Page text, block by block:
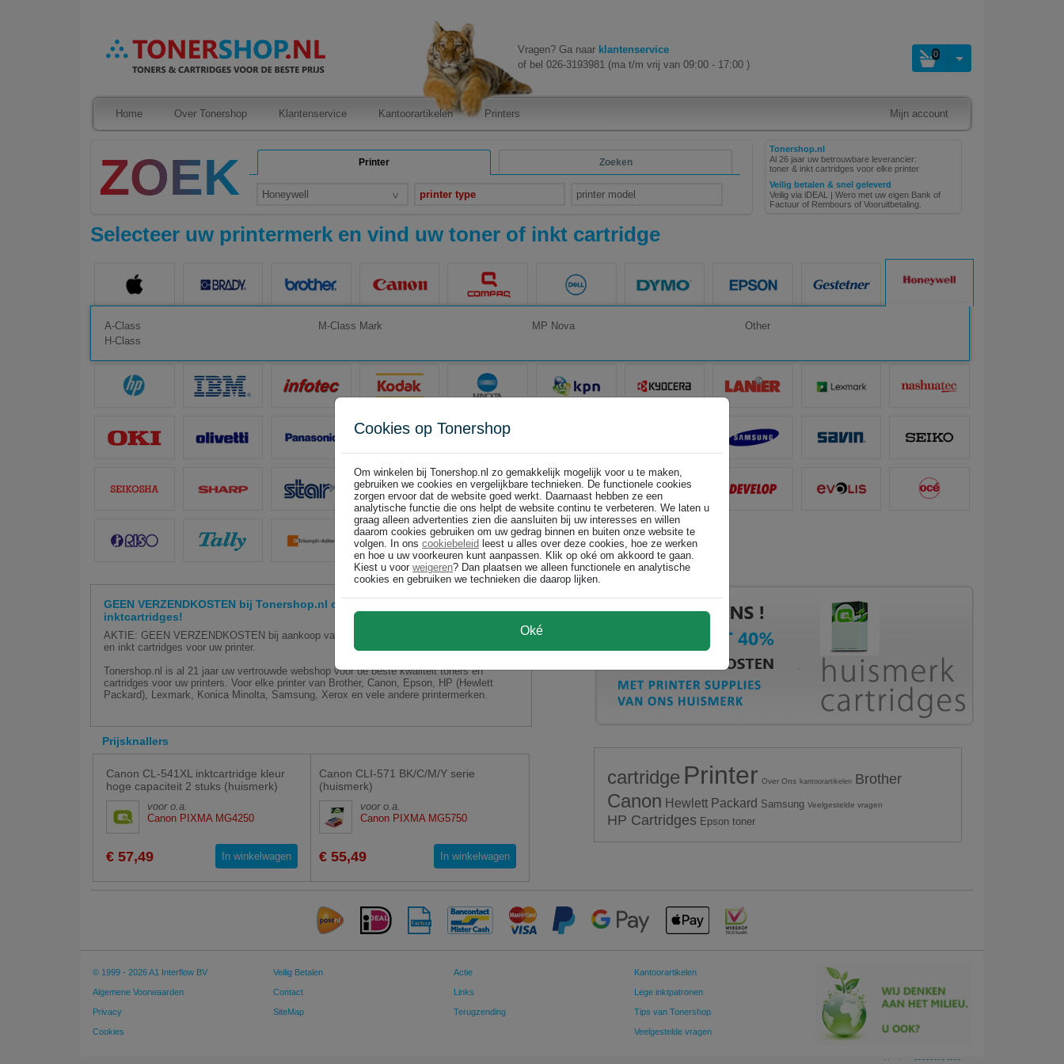
Vragen? Ga naar klantenservice
of bel 026-3193981 (ma t/m vrij van 09:00 - 17:00 )
0
Home Over Tonershop Klantenservice Kantoorartikelen Printers Mijn account
Printer Zoeken
Honeywell printer type printer model
Tonershop.nl
Al 26 jaar uw betrouwbare leverancier:
toner & inkt cartridges voor elke printer
Veilig betalen & snel geleverd
Veilig via iDEAL | Wero met uw eigen Bank of
Factuur of Rembours of Vooruitbetaling.
Selecteer uw printermerk en vind uw toner of inkt cartridge
A-Class
H-Class
M-Class Mark MP Nova Other
GEEN VERZENDKOSTEN bij Tonershop.nl op huismerk toner en huismerk
inktcartridges!
AKTIE: GEEN VERZENDKOSTEN bij aankoop van minimaal € 30,- aan huismerk toner
en inkt cartridges voor uw printer.
Tonershop.nl is al 21 jaar uw vertrouwde webshop voor de beste kwaliteit toners en
cartridges voor uw printers. Voor elke printer van Brother, Canon, Epson, HP (Hewlett
Packard), Lexmark, Konica Minolta, Samsung, Xerox en vele andere printermerken.
Prijsknallers
Canon CL-541XL inktcartridge kleur
hoge capaciteit 2 stuks (huismerk)
voor o.a.
Canon PIXMA MG4250
€ 57,49 In winkelwagen
Canon CLI-571 BK/C/M/Y serie
(huismerk)
voor o.a.
Canon PIXMA MG5750
€ 55,49 In winkelwagen
cartridge Printer Over Ons kantoorartikelen Brother
Canon Hewlett Packard Samsung Veelgestelde vragen
HP Cartridges Epson toner
© 1999 - 2026 A1 Interflow BV
Algemene Voorwaarden
Privacy
Cookies
Veilig Betalen
Contact
SiteMap
Actie
Links
Terugzending
Kantoorartikelen
Lege inktpatronen
Tips van Tonershop
Veelgestelde vragen
Cookies op Tonershop
Om winkelen bij Tonershop.nl zo gemakkelijk mogelijk voor u te maken,
gebruiken we cookies en vergelijkbare technieken. De functionele cookies
zorgen ervoor dat de website goed werkt. Daarnaast hebben ze een
analytische functie die ons helpt de website continu te verbeteren. We laten u
graag alleen advertenties zien die aansluiten bij uw interesses en willen
daarom cookies gebruiken om uw gedrag binnen en buiten onze website te
volgen. In ons cookiebeleid leest u alles over deze cookies, hoe ze werken
en hoe u uw voorkeuren kunt aanpassen. Klik op oké om akkoord te gaan.
Kiest u voor weigeren? Dan plaatsen we alleen functionele en analytische
cookies en gebruiken we technieken die daarop lijken.
Oké